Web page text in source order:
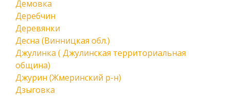
Демовка
Деребчин
Деревянки
Десна (Винницкая обл.)
Джулинка ( Джулинская территориальная
община)
Джурин (Жмеринский р-н)
Дзыговка